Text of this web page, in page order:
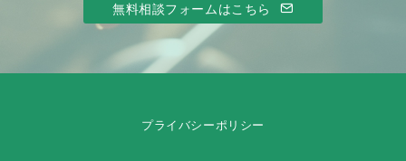
無料相談フォームはこちら
プライバシーポリシー